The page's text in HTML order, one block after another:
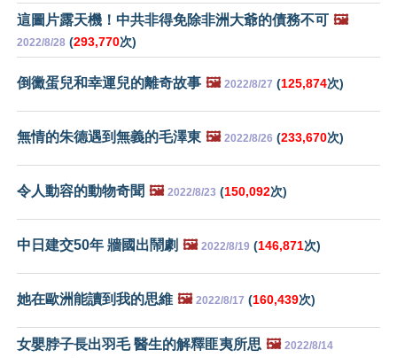
這圖片露天機！中共非得免除非洲大爺的債務不可 🖼️
2022/8/28 (293,770次)
倒黴蛋兒和幸運兒的離奇故事 🖼️ 2022/8/27 (125,874次)
無情的朱德遇到無義的毛澤東 🖼️ 2022/8/26 (233,670次)
令人動容的動物奇聞 🖼️ 2022/8/23 (150,092次)
中日建交50年 牆國出鬧劇 🖼️ 2022/8/19 (146,871次)
她在歐洲能讀到我的思維 🖼️ 2022/8/17 (160,439次)
女嬰脖子長出羽毛 醫生的解釋匪夷所思 🖼️ 2022/8/14